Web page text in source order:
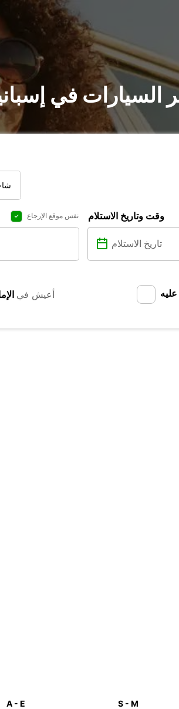
السيارات في
نفس موقع الإرجاع وقت وتاريخ الاستلام
أعيش في
A - E
S - M